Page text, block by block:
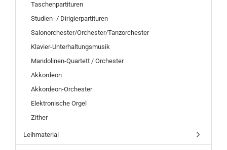
Taschenpartituren
Studien- / Dirigierpartituren
Salonorchester/Orchester/Tanzorchester
Klavier-Unterhaltungsmusik
Mandolinen-Quartett / Orchester
Akkordeon
Akkordeon-Orchester
Elektronische Orgel
Zither
Leihmaterial